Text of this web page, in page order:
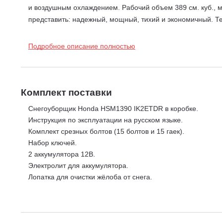
и воздушным охлаждением. Рабочий объем 389 см. куб.,
представить: надежный, мощный, тихий и экономичный.
каждый из которых приводит в движение разные
двигателя и снегозаборника, всегда остается на одной
Оснащён системой горизонтальной регулировки
Позволяет
убираете. Эта эксклюзивная технология компании
скорость для уборки снега точно и без рывков. Это
снегоуборочника попадет посторонний предмет,
повреждение шнека. После устранения постороннего
или из-за недостатка топлива включается сигнализатор
Это система, работа которой
Подробное описание полностью
Комплект поставки
Снегоуборщик Honda HSM1390 IK2ETDR в коробке.
Инструкция по эксплуатации на русском языке.
Комплект срезных болтов (15 болтов и 15 гаек).
Набор ключей.
2 аккумулятора 12В.
Электролит для аккумулятора.
Лопатка для очистки жёлоба от снега.